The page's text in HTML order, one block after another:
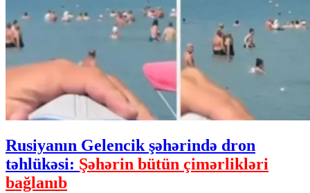
Rusiyanın Gelencik şəhərində dron
təhlükəsi: Şəhərin bütün çimərlikləri
bağlanıb